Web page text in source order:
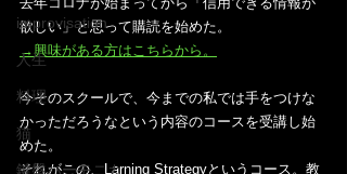
improvisation
人生
料理
猫
鍵盤ハーモニカ
欲しい」と思って購読を始めた。
→興味がある方はこちらから。
今そのスクールで、今までの私では手をつけな
かっただろうなという内容のコースを受講し始
めた。
それがこの、Larning Strategyというコース。教